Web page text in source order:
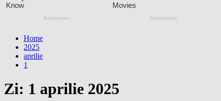
Home
2025
aprilie
1
Zi: 1 aprilie 2025